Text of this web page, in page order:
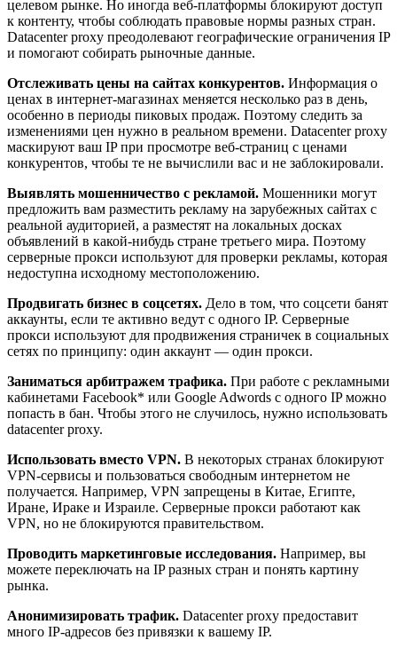
целевом рынке. Но иногда веб-платформы блокируют доступ
к контенту, чтобы соблюдать правовые нормы разных стран.
Datacenter proxy преодолевают географические ограничения IP
и помогают собирать рыночные данные.
Отслеживать цены на сайтах конкурентов. Информация о
ценах в интернет-магазинах меняется несколько раз в день,
особенно в периоды пиковых продаж. Поэтому следить за
изменениями цен нужно в реальном времени. Datacenter proxy
маскируют ваш IP при просмотре веб-страниц с ценами
конкурентов, чтобы те не вычислили вас и не заблокировали.
Выявлять мошенничество с рекламой. Мошенники могут
предложить вам разместить рекламу на зарубежных сайтах с
реальной аудиторией, а разместят на локальных досках
объявлений в какой-нибудь стране третьего мира. Поэтому
серверные прокси используют для проверки рекламы, которая
недоступна исходному местоположению.
Продвигать бизнес в соцсетях. Дело в том, что соцсети банят
аккаунты, если те активно ведут с одного IP. Серверные
прокси используют для продвижения страничек в социальных
сетях по принципу: один аккаунт — один прокси.
Заниматься арбитражем трафика. При работе с рекламными
кабинетами Facebook* или Google Adwords с одного IP можно
попасть в бан. Чтобы этого не случилось, нужно использовать
datacenter proxy.
Использовать вместо VPN. В некоторых странах блокируют
VPN-сервисы и пользоваться свободным интернетом не
получается. Например, VPN запрещены в Китае, Египте,
Иране, Ираке и Израиле. Серверные прокси работают как
VPN, но не блокируются правительством.
Проводить маркетинговые исследования. Например, вы
можете переключать на IP разных стран и понять картину
рынка.
Анонимизировать трафик. Datacenter proxy предоставит
много IP-адресов без привязки к вашему IP.